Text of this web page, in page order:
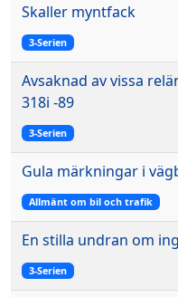
Skaller myntfack
3-Serien
Avsaknad av vissa
318i -89
3-Serien
Gula märkningar i
Allmänt om bil och trafik
En stilla undran om
3-Serien